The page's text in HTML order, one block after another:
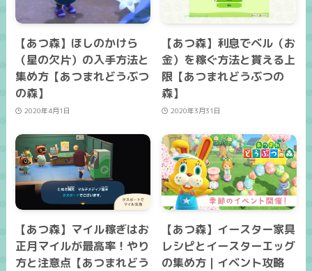
【あつ森】ほしのかけら
（星の欠片）の入手方法と
集め方【あつまれどうぶつ
の森】
2020年4月1日
【あつ森】利息でベル（お
金）を稼ぐ方法と貰える上
限【あつまれどうぶつの
森】
2020年3月31日
【あつ森】マイル稼ぎはお
正月マイルが最高率！やり
方と注意点【あつまれどう
【あつ森】イースター家具
レシピとイースターエッグ
の集め方｜イベント攻略